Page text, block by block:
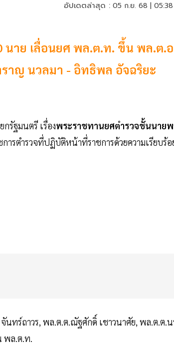
อัปเดตล่าสุด : 05 ก.ย. 68 |
นาย เลื่อนยศ พล.ต.ท. ขึ้น พล.ต.
าญ นวลมา - อิทธิพล อัจฉริยะ
รัฐมนตรี เรื่องพระราชทานยศตำรวจชั้นนาย
ารตำรวจที่ปฏิบัติหน้าที่ราชการด้วยความเรียบร้อ
ทร์ถาวร, พล.ต.ต.ณัฐศักดิ์ เชาวนาศัย, พล.ต.ต.
พล.ต.ท.